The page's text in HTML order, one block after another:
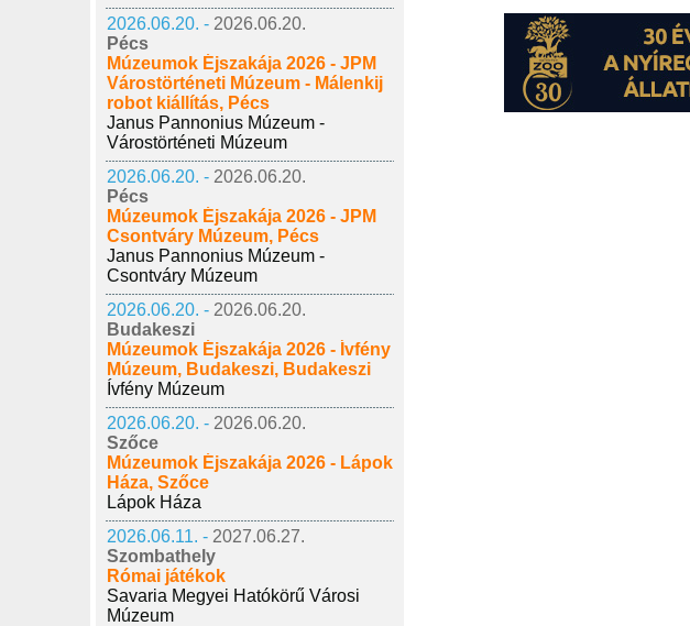
2026.06.20. - 2026.06.20.
Pécs
Múzeumok Éjszakája 2026 - JPM
Várostörténeti Múzeum - Málenkij
robot kiállítás, Pécs
Janus Pannonius Múzeum -
Várostörténeti Múzeum
2026.06.20. - 2026.06.20.
Pécs
Múzeumok Éjszakája 2026 - JPM
Csontváry Múzeum, Pécs
Janus Pannonius Múzeum -
Csontváry Múzeum
2026.06.20. - 2026.06.20.
Budakeszi
Múzeumok Éjszakája 2026 - Ívfény
Múzeum, Budakeszi, Budakeszi
Ívfény Múzeum
2026.06.20. - 2026.06.20.
Szőce
Múzeumok Éjszakája 2026 - Lápok
Háza, Szőce
Lápok Háza
2026.06.11. - 2027.06.27.
Szombathely
Római játékok
Savaria Megyei Hatókörű Városi
Múzeum